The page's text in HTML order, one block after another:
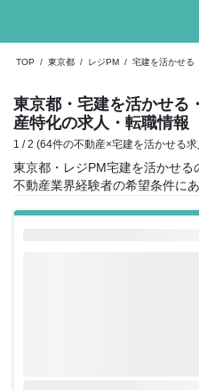
TOP / 東京都 / レジPM / 宅建を活かせる
東京都・宅建を活かせる
産特化の求人・転職情報
1 / 2 (64件の不動産×宅建を活かせる
東京都・レジPM宅建を活かせる
不動産業界経験者の希望条件に